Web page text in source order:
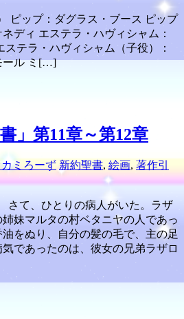
ピップ：ダグラス・ブース ピップ
ディ エステラ・ハヴィシャム：
テラ・ハヴィシャム（子役）：
ール ミ[…]
」第11章～第12章
ミろーず 新約聖書, 絵画, 著作引
て、ひとりの病人がいた。ラザ
妹マルタの村ベタニヤの人であっ
をぬり、自分の髪の毛で、主の足
であったのは、彼女の兄弟ラザロ